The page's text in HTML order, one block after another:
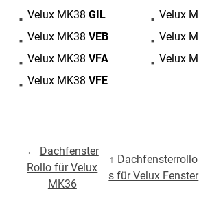
Velux MK38GIL Velux
Velux MK38VEB Velux
Velux MK38VFA Velux
Velux MK38VFE
← Dachfenster
Rollo für Velux
MK36
↑ Dachfensterrollo
s für Velux Fenster